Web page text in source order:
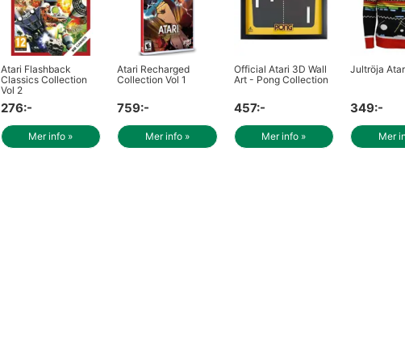
Atari Flashback
Classics Collection
Vol 2
276:-
Mer info »
Atari Recharged
Collection Vol 1
759:-
Mer info »
Official Atari 3D Wall
Art - Pong Collection
457:-
Mer info »
Jultröja
349:-
Mer